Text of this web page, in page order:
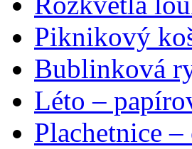
Piknikový
Bublinková
Léto –
Plachetnice